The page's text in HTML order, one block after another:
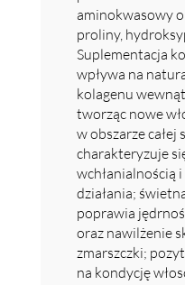
aminokwasowy
proliny,
Suplementacja
wpływa na
kolagenu
tworząc nowe
w obszarze całej
charakteryzuje
wchłanialnością
działania;
poprawia
oraz nawilżenie
zmarszczki;
na kondycję